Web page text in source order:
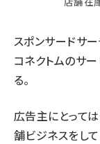
スポンサードサ
コネクトムのサ
る。
広告主にとって
舗ビジネスをし